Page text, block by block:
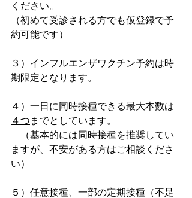
ください。
（初めて受診される方でも仮登録で予
約可能です）
３）インフルエンザワクチン予約は時
期限定となります。
４）一日に同時接種できる最大本数は
４つ までとしています。
（基本的には同時接種を推奨してい
ますが、不安がある方はご相談くださ
い）
５）任意接種、一部の定期接種（不足